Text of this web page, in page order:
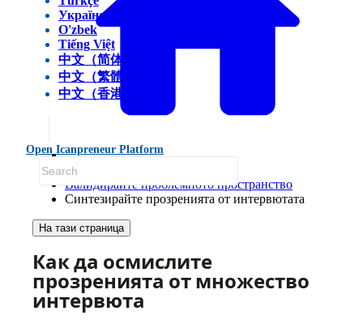
Українська
O'zbek
Tiếng Việt
中文（简体）
中文（繁體）
中文（香港）
Open Icanpreneur Platform
Ръководства
Валидирайте проблемното пространство
Синтезирайте прозренията от интервютата
На тази страница
Как да осмислите
прозренията от множество
интервюта